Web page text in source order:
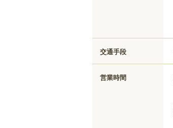
交通手段
営業時間